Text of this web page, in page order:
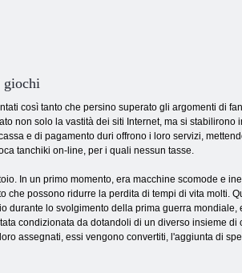
giochi
così tanto che persino superato gli argomenti di
non solo la vastità dei siti Internet, ma si stabilirono
e di pagamento duri offrono i loro servizi,
tanchiki on-line, per i quali nessun tasse.
In un primo momento, era macchine scomode e
possono ridurre la perdita di tempi di vita molti.
lo svolgimento della prima guerra mondiale,
condizionata da dotandoli di un diverso insieme
assegnati, essi vengono convertiti, l'aggiunta di